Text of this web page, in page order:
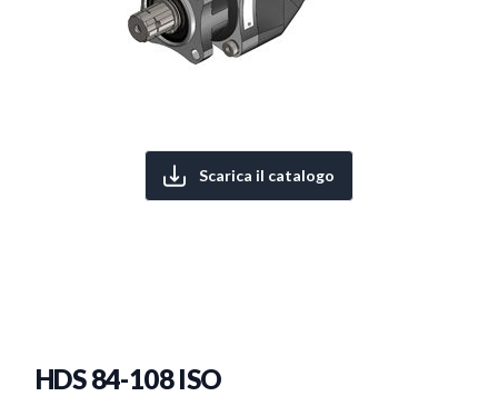
Scarica il catalogo
HDS 84-108 ISO